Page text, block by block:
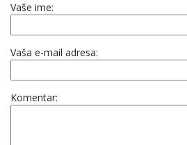
Vaše ime:
Vaša e-mail adresa:
Komentar: